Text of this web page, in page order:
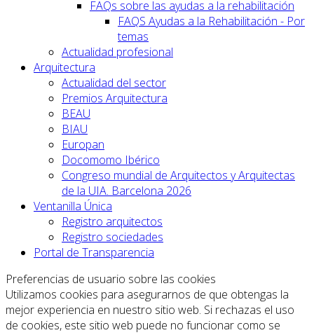
FAQs sobre las ayudas a la rehabilitación
FAQS Ayudas a la Rehabilitación - Por
temas
Actualidad profesional
Arquitectura
Actualidad del sector
Premios Arquitectura
BEAU
BIAU
Europan
Docomomo Ibérico
Congreso mundial de Arquitectos y Arquitectas
de la UIA. Barcelona 2026
Ventanilla Única
Registro arquitectos
Registro sociedades
Portal de Transparencia
Preferencias de usuario sobre las cookies
Utilizamos cookies para asegurarnos de que obtengas la
mejor experiencia en nuestro sitio web. Si rechazas el uso
de cookies, este sitio web puede no funcionar como se